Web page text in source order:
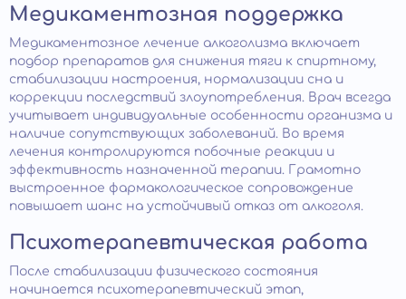
Медикаментозная поддержка
Медикаментозное лечение алкоголизма включает
подбор препаратов для снижения тяги к спиртному,
стабилизации настроения, нормализации сна и
коррекции последствий злоупотребления. Врач всегда
учитывает индивидуальные особенности организма и
наличие сопутствующих заболеваний. Во время
лечения контролируются побочные реакции и
эффективность назначенной терапии. Грамотно
выстроенное фармакологическое сопровождение
повышает шанс на устойчивый отказ от алкоголя.
Психотерапевтическая работа
После стабилизации физического состояния
начинается психотерапевтический этап,